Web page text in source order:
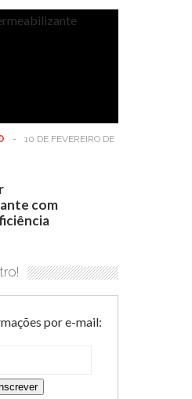
-
10 DE FEVEREIRO DE
com
por e-mail: